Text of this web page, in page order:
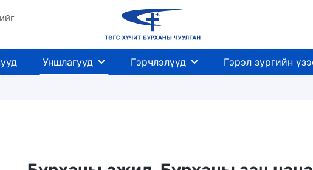
Уншлагууд Гэрчлэлүүд Гэрэл зургийн